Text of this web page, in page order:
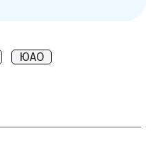
ЮАО